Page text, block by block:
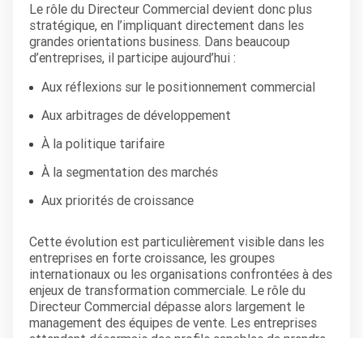
Le rôle du Directeur Commercial devient donc plus
stratégique, en l’impliquant directement dans les
grandes orientations business. Dans beaucoup
d’entreprises, il participe aujourd’hui :
Aux réflexions sur le positionnement commercial
Aux arbitrages de développement
À la politique tarifaire
À la segmentation des marchés
Aux priorités de croissance
Cette évolution est particulièrement visible dans les
entreprises en forte croissance, les groupes
internationaux ou les organisations confrontées à des
enjeux de transformation commerciale. Le rôle du
Directeur Commercial dépasse alors largement le
management des équipes de vente. Les entreprises